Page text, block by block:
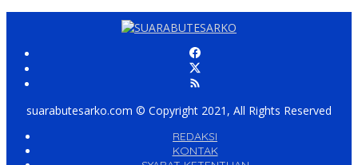
suarabutesarko.com © Copyright 2021, All Rights Reserved
REDAKSI
KONTAK